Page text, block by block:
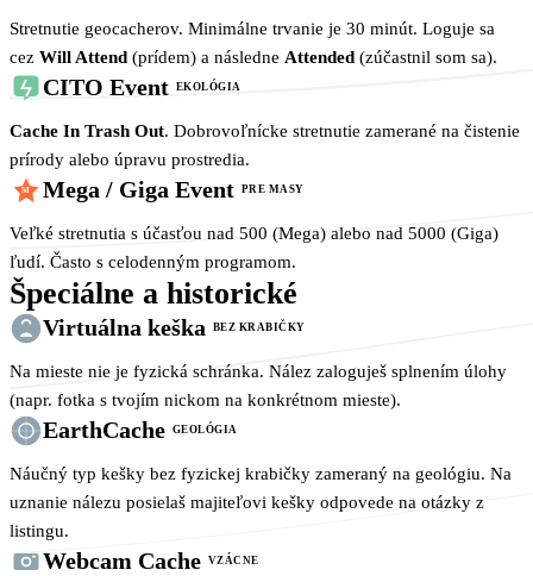
Stretnutie geocacherov. Minimálne trvanie je 30 minút. Loguje sa
cez Will Attend (prídem) a následne Attended (zúčastnil som sa).
CITO Event EKOLÓGIA
Cache In Trash Out. Dobrovoľnícke stretnutie zamerané na čistenie
prírody alebo úpravu prostredia.
M Mega / Giga Event PRE MASY
Veľké stretnutia s účasťou nad 500 (Mega) alebo nad 5000 (Giga)
ľudí. Často s celodenným programom.
Špeciálne a historické
Virtuálna keška BEZ KRABIČKY
Na mieste nie je fyzická schránka. Nález zaloguješ splnením úlohy
(napr. fotka s tvojím nickom na konkrétnom mieste).
EarthCache GEOLÓGIA
Náučný typ kešky bez fyzickej krabičky zameraný na geológiu. Na
uznanie nálezu posielaš majiteľovi kešky odpovede na otázky z
listingu.
Webcam Cache VZÁCNE